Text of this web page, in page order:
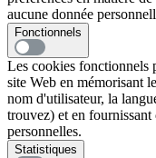
aucune donnée
Fonctionnels
Les cookies fonctionnels
site Web en mémorisant
nom d'utilisateur, la
trouvez) et en
personnelles.
Statistiques